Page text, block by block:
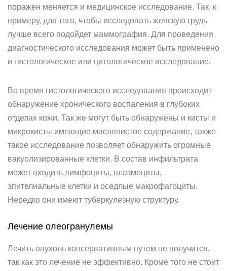
поражен меняется и медицинское исследование. Так, к
примеру, для того, чтобы исследовать женскую грудь
лучше всего подойдет маммография. Для проведения
диагностического исследования может быть применено
и гистологическое или цитологическое исследование.
Во время гистологического исследования происходит
обнаружение хронического воспаления в глубоких
отделах кожи. Так же могут быть обнаружены и кисты и
микрокисты имеющие маслянистое содержание, также
такое исследование позволяет обнаружить огромные
вакуолизированные клетки. В состав инфильтрата
может входить лимфоциты, плазмоциты,
эпителиальные клетки и оседлые макрофагоциты.
Нередко они имеют туберкулезную структуру.
Лечение олеогранулемы
Лечить опухоль консервативным путем не получится,
так как это лечение не эффективно. Кроме того не стоит